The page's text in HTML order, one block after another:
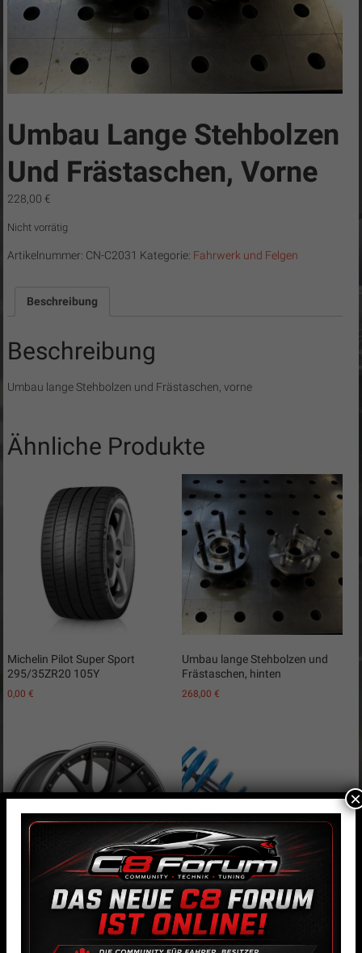
Tuning
CN
Cobra
Camaro-
Tuning.com
/
C8-
Tuning
…
the
Umbau Lange Stehbolzen
Und Frästaschen, Vorne
228,00 €
Nicht vorrätig
Artikelnummer: CN-C2031 Kategorie: Fahrwerk und Felgen
Beschreibung
Beschreibung
Umbau lange Stehbolzen und Frästaschen, vorne
Ähnliche Produkte
Michelin Pilot Super Sport
295/35ZR20 105Y
0,00 €
Umbau lange Stehbolzen und
Frästaschen, hinten
268,00 €
BBS CH-R II 10,5×21 ET35
–1.216,00€
Bilstein Gewindefahrwerk B16
PSS10
×